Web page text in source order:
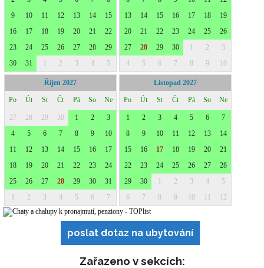
poslat dotaz na ubytování
Zařazeno v sekcích: